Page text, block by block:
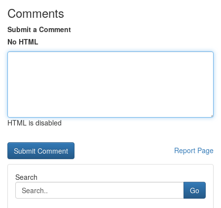
Comments
Submit a Comment
No HTML
HTML is disabled
Report Page
Search
Go